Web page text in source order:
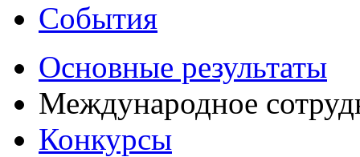
События
Основные результаты
Международное
Конкурсы